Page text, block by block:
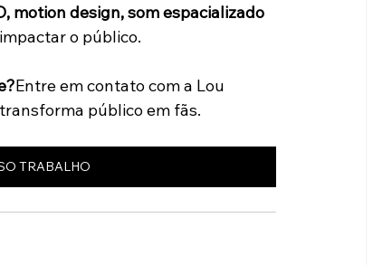
motion design, som espacializado
o público.
Entre em contato com a Lou
público em fãs.
TRABALHO